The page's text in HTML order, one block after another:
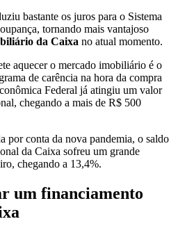
bastante os juros para o Sistema
tornando mais vantajoso
da Caixa no atual momento.
aquecer o mercado imobiliário é o
de carência na hora da compra
Federal já atingiu um valor
chegando a mais de R$ 500
por conta da nova pandemia, o saldo
da Caixa sofreu um grande
chegando a 13,4%.
um financiamento